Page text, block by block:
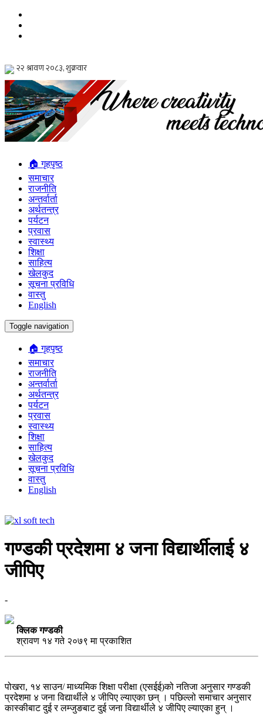
🏠 गृहपृष्ठ
समाचार
राजनीति
अन्तर्वार्ता
अर्थतन्त्र
पर्यटन
प्रवास
स्वास्थ्य
शिक्षा
साहित्य
खेलकुद
सूचना प्रविधि
वास्तु
English
Toggle navigation
🏠 गृहपृष्ठ
समाचार
राजनीति
अन्तर्वार्ता
अर्थतन्त्र
पर्यटन
प्रवास
स्वास्थ्य
शिक्षा
साहित्य
खेलकुद
सूचना प्रविधि
वास्तु
English
गण्डकी प्रदेशमा ४ जना विद्यार्थीलाई ४
जीपिए
-
क्लिक गण्डकी
श्रावण १४ गते २०७९ मा प्रकाशित
पोखरा, १४ साउन/ माध्यमिक शिक्षा परीक्षा (एसईई)को नतिजा अनुसार गण्डकी
प्रदेशमा ४ जना विद्यार्थीले ४ जीपिए ल्याएका छन् । पछिल्लो समाचार अनुसार
कास्कीबाट दुई र लम्जुङबाट दुई जना विद्यार्थीले ४ जीपिए ल्याएका हुन् ।